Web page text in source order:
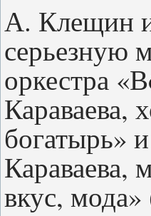
А. Клещин
серьезную
оркестра
Караваева,
богатырь»
Караваева,
вкус,